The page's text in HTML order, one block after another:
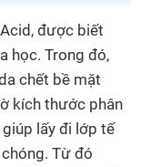
được biết
học. Trong đó,
chết bề mặt
kích thước phân
lấy đi lớp tế
Từ đó